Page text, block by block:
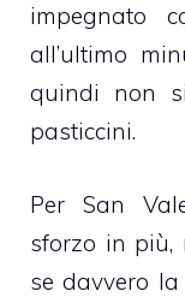
impegnato
all’ultimo
quindi non
pasticcini.
Per San
sforzo in più,
se davvero